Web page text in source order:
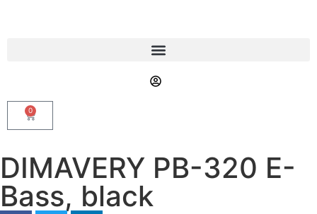
0
DIMAVERY PB-320 E-
Bass, black